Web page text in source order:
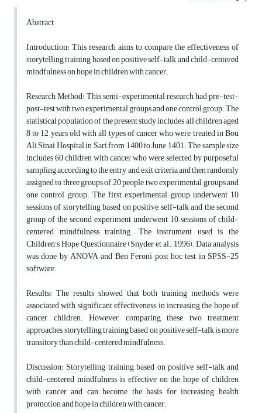
Abstract
Introduction: This research aims to compare the effectiveness of
storytelling training based on positive self-talk and child-centered
mindfulness on hope in children with cancer.
Research Method: This semi-experimental research had pre-test-
post-test with two experimental groups and one control group. The
statistical population of the present study includes all children aged
8 to 12 years old with all types of cancer who were treated in Bou
Ali Sinai Hospital in Sari from 1400 to June 1401. The sample size
includes 60 children with cancer who were selected by purposeful
sampling according to the entry and exit criteria and then randomly
assigned to three groups of 20 people, two experimental groups and
one control group. The first experimental group underwent 10
sessions of storytelling based on positive self-talk and the second
group of the second experiment underwent 10 sessions of child-
centered mindfulness training. The instrument used is the
Children's Hope Questionnaire (Snyder et al., 1996). Data analysis
was done by ANOVA and Ben Feroni post hoc test in SPSS-25
software.
Results: The results showed that both training methods were
associated with significant effectiveness in increasing the hope of
cancer children. However, comparing these two treatment
approaches, storytelling training based on positive self-talk is more
transitory than child-centered mindfulness.
Discussion: Storytelling training based on positive self-talk and
child-centered mindfulness is effective on the hope of children
with cancer and can become the basis for increasing health
promotion and hope in children with cancer.